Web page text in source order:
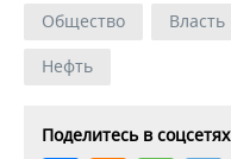
Общество Власть
Нефть
Поделитесь в соцсетях